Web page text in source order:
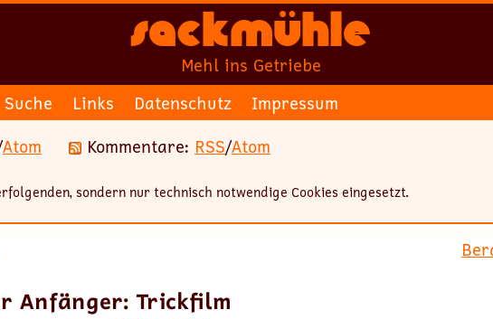
Sackmühle
Mehl ins Getriebe
Suche Links Datenschutz
Impressum
Atom Kommentare: RSS/Atom
sondern nur technisch notwendige Cookies eingesetzt.
Anfänger: Trickfilm